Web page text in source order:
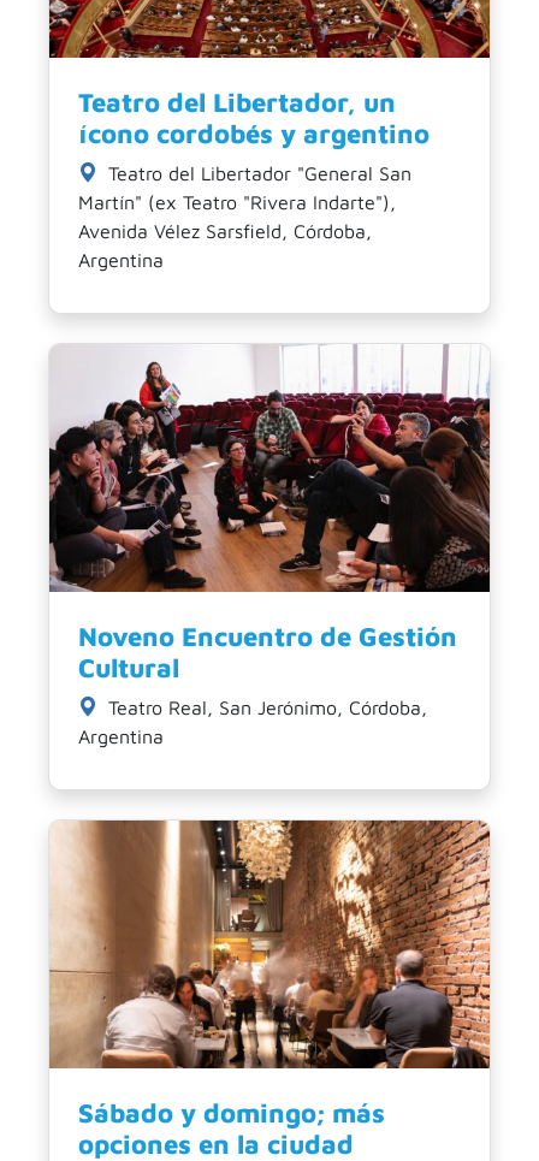
Teatro del Libertador, un
ícono cordobés y argentino
Teatro del Libertador "General San
Martín" (ex Teatro "Rivera Indarte"),
Avenida Vélez Sarsfield, Córdoba,
Argentina
Noveno Encuentro de Gestión
Cultural
Teatro Real, San Jerónimo, Córdoba,
Argentina
Sábado y domingo; más
opciones en la ciudad